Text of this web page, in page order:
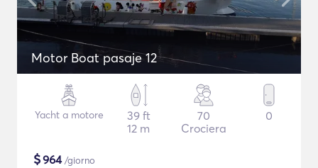
Motor Boat pasaje 12
Yacht a motore
39 ft
12 m
70
Crociera
0
$964/giorno